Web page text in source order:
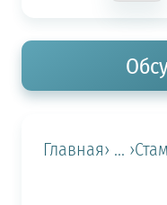
Главная› ... ›